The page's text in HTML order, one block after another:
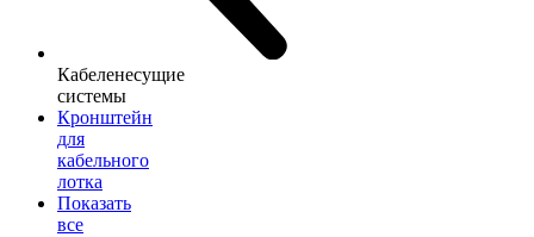
Кабеленесущие
системы
Кронштейн
для
кабельного
лотка
Показать
все